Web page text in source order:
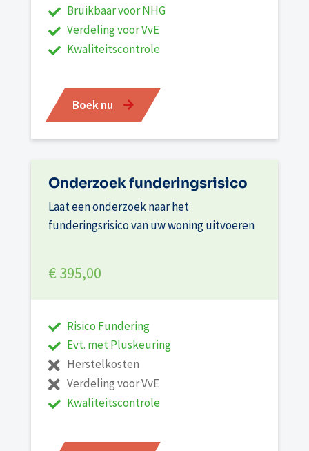
Bruikbaar voor NHG
Verdeling voor VvE
Kwaliteitscontrole
Boek nu
Onderzoek funderingsrisico
Laat een onderzoek naar het
funderingsrisico van uw woning uitvoeren
€ 395,00
Risico Fundering
Evt. met Pluskeuring
Herstelkosten
Verdeling voor VvE
Kwaliteitscontrole